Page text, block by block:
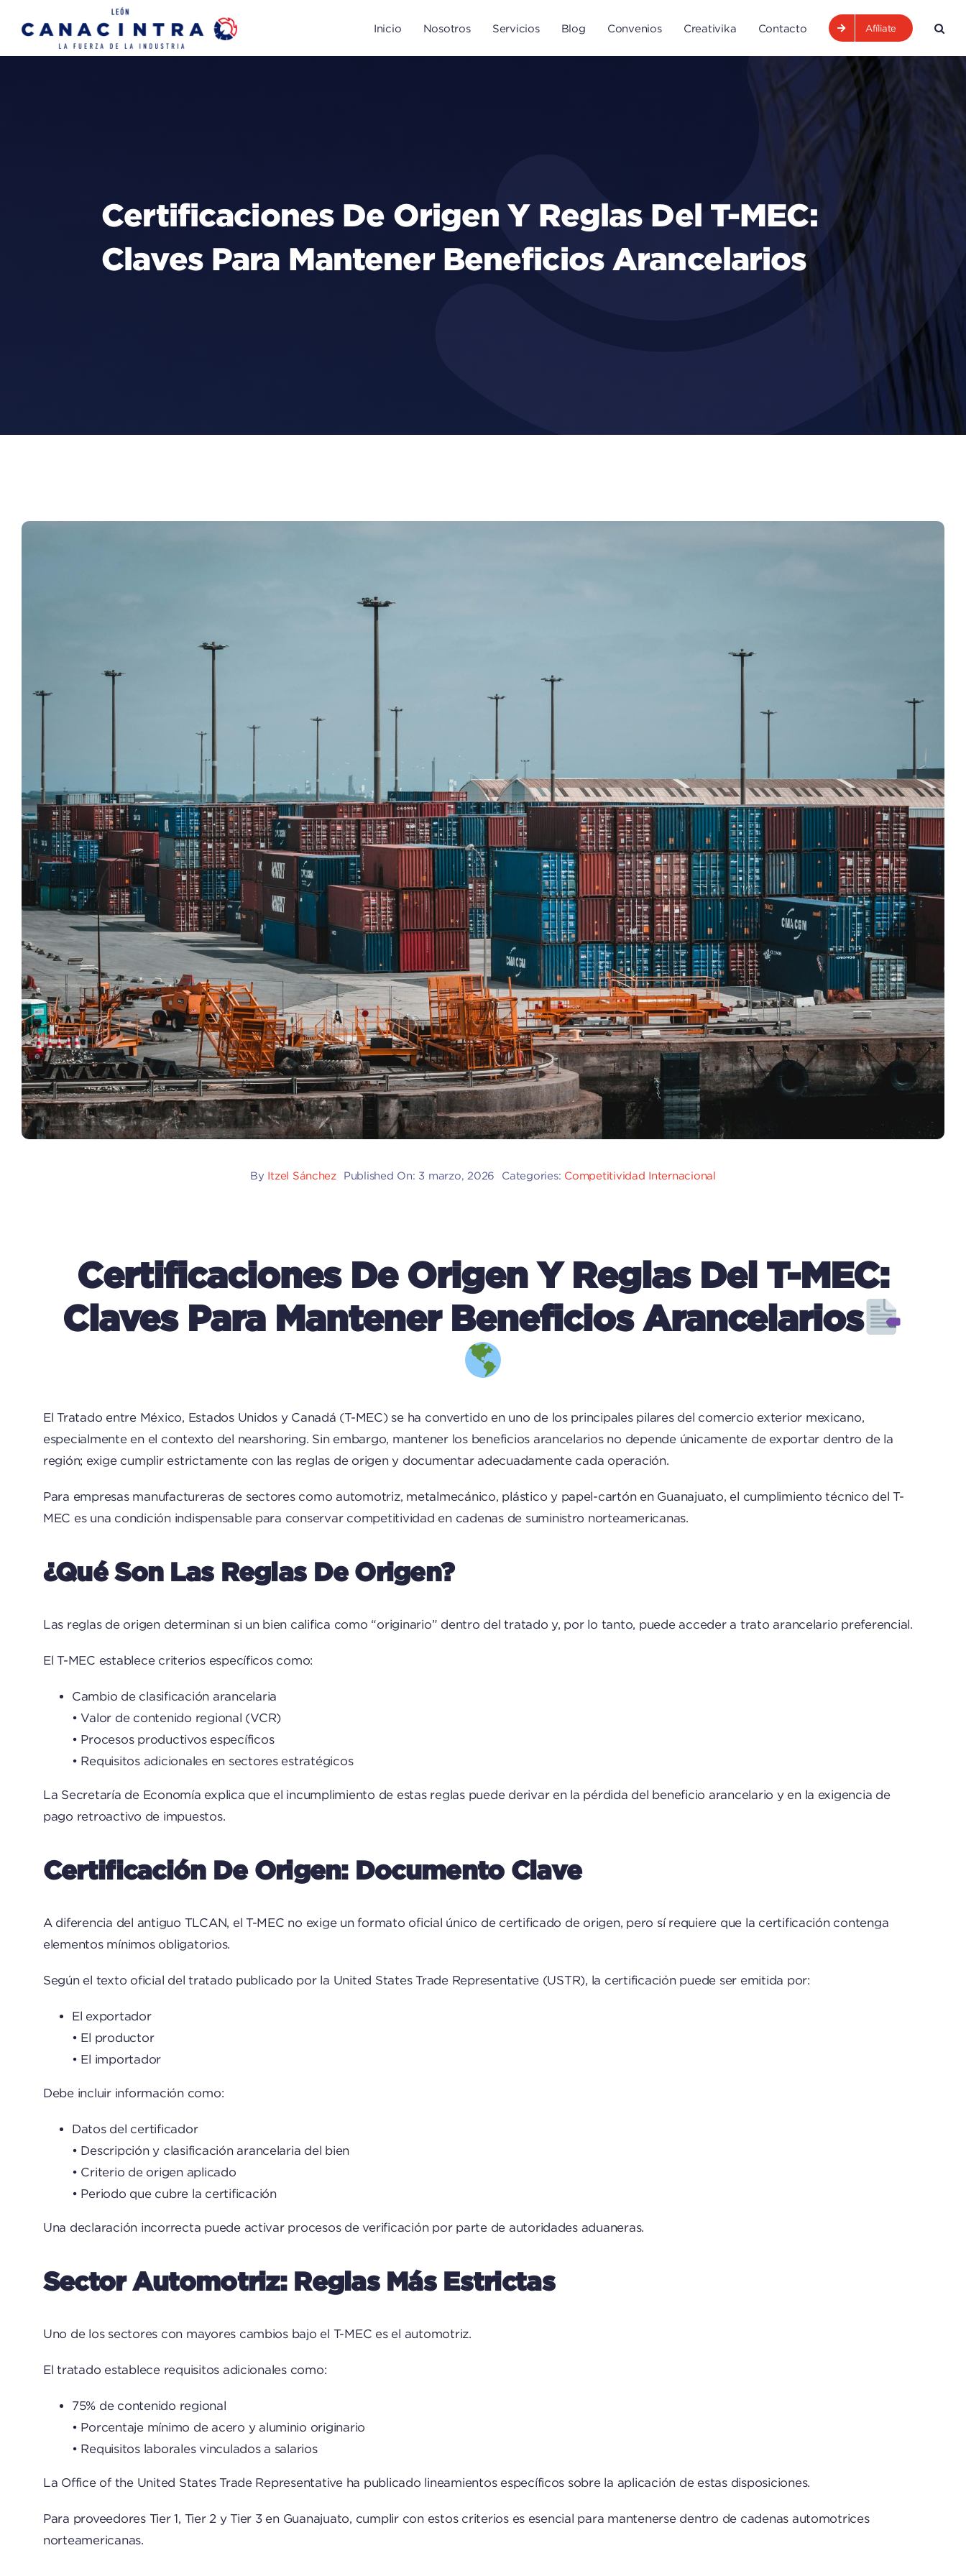
content
Inicio Nosotros Servicios Blog Convenios Creativika Contacto Afíliate
Certificaciones De Origen Y Reglas Del T-MEC:
Claves Para Mantener Beneficios Arancelarios
By Itzel Sánchez Published On: 3 marzo, 2026 Categories: Competitividad Internacional
Certificaciones De Origen Y Reglas Del T-MEC:
Claves Para Mantener Beneficios Arancelarios
El Tratado entre México, Estados Unidos y Canadá (T-MEC) se ha convertido en uno de los principales pilares del comercio exterior mexicano,
especialmente en el contexto del nearshoring. Sin embargo, mantener los beneficios arancelarios no depende únicamente de exportar dentro de la
región; exige cumplir estrictamente con las reglas de origen y documentar adecuadamente cada operación.
Para empresas manufactureras de sectores como automotriz, metalmecánico, plástico y papel-cartón en Guanajuato, el cumplimiento técnico del T-
MEC es una condición indispensable para conservar competitividad en cadenas de suministro norteamericanas.
¿Qué Son Las Reglas De Origen?
Las reglas de origen determinan si un bien califica como “originario” dentro del tratado y, por lo tanto, puede acceder a trato arancelario preferencial.
El T-MEC establece criterios específicos como:
Cambio de clasificación arancelaria
• Valor de contenido regional (VCR)
• Procesos productivos específicos
• Requisitos adicionales en sectores estratégicos
La Secretaría de Economía explica que el incumplimiento de estas reglas puede derivar en la pérdida del beneficio arancelario y en la exigencia de
pago retroactivo de impuestos.
Certificación De Origen: Documento Clave
A diferencia del antiguo TLCAN, el T-MEC no exige un formato oficial único de certificado de origen, pero sí requiere que la certificación contenga
elementos mínimos obligatorios.
Según el texto oficial del tratado publicado por la United States Trade Representative (USTR), la certificación puede ser emitida por:
El exportador
• El productor
• El importador
Debe incluir información como:
Datos del certificador
• Descripción y clasificación arancelaria del bien
• Criterio de origen aplicado
• Periodo que cubre la certificación
Una declaración incorrecta puede activar procesos de verificación por parte de autoridades aduaneras.
Sector Automotriz: Reglas Más Estrictas
Uno de los sectores con mayores cambios bajo el T-MEC es el automotriz.
El tratado establece requisitos adicionales como:
75% de contenido regional
• Porcentaje mínimo de acero y aluminio originario
• Requisitos laborales vinculados a salarios
La Office of the United States Trade Representative ha publicado lineamientos específicos sobre la aplicación de estas disposiciones.
Para proveedores Tier 1, Tier 2 y Tier 3 en Guanajuato, cumplir con estos criterios es esencial para mantenerse dentro de cadenas automotrices
norteamericanas.